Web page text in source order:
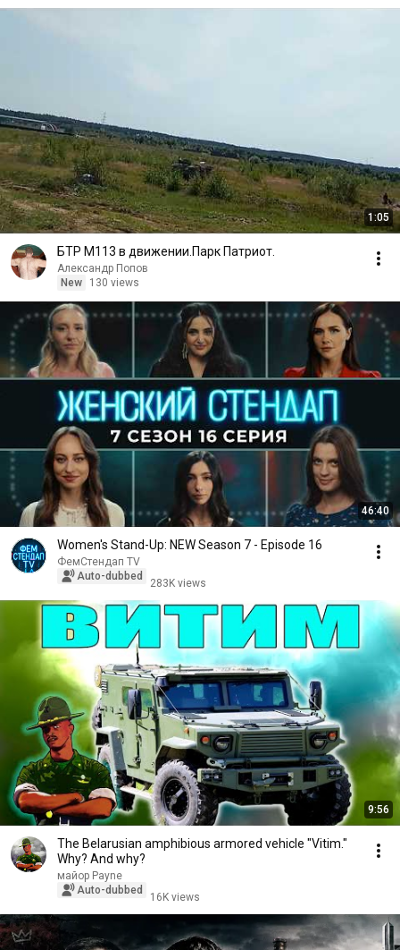
1:05
БТР М113 в движении.Парк Патриот.
Александр Попов
New
130 views
46:40
Women's Stand-Up: NEW Season 7 - Episode 16
ФемСтендап TV
Auto-dubbed
283K views
9:56
The Belarusian amphibious armored vehicle "Vitim."
Why? And why?
майор Payne
Auto-dubbed
16K views